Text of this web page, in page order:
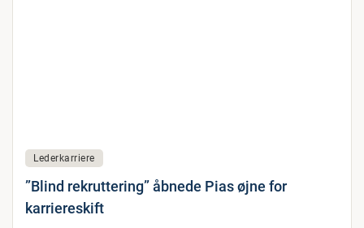
Lederkarriere
”Blind rekruttering” åbnede Pias øjne for
karriereskift